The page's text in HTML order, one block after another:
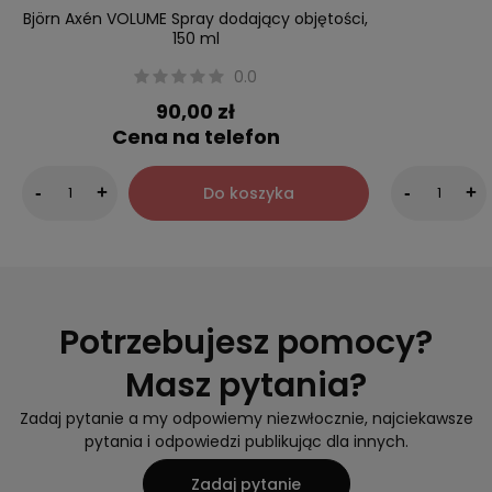
Björn Axén VOLUME Spray dodający objętości,
150 ml
0.0
90,00 zł
Cena na telefon
- + Do koszyka - +
Potrzebujesz pomocy?
Masz pytania?
Zadaj pytanie a my odpowiemy niezwłocznie, najciekawsze
pytania i odpowiedzi publikując dla innych.
Zadaj pytanie